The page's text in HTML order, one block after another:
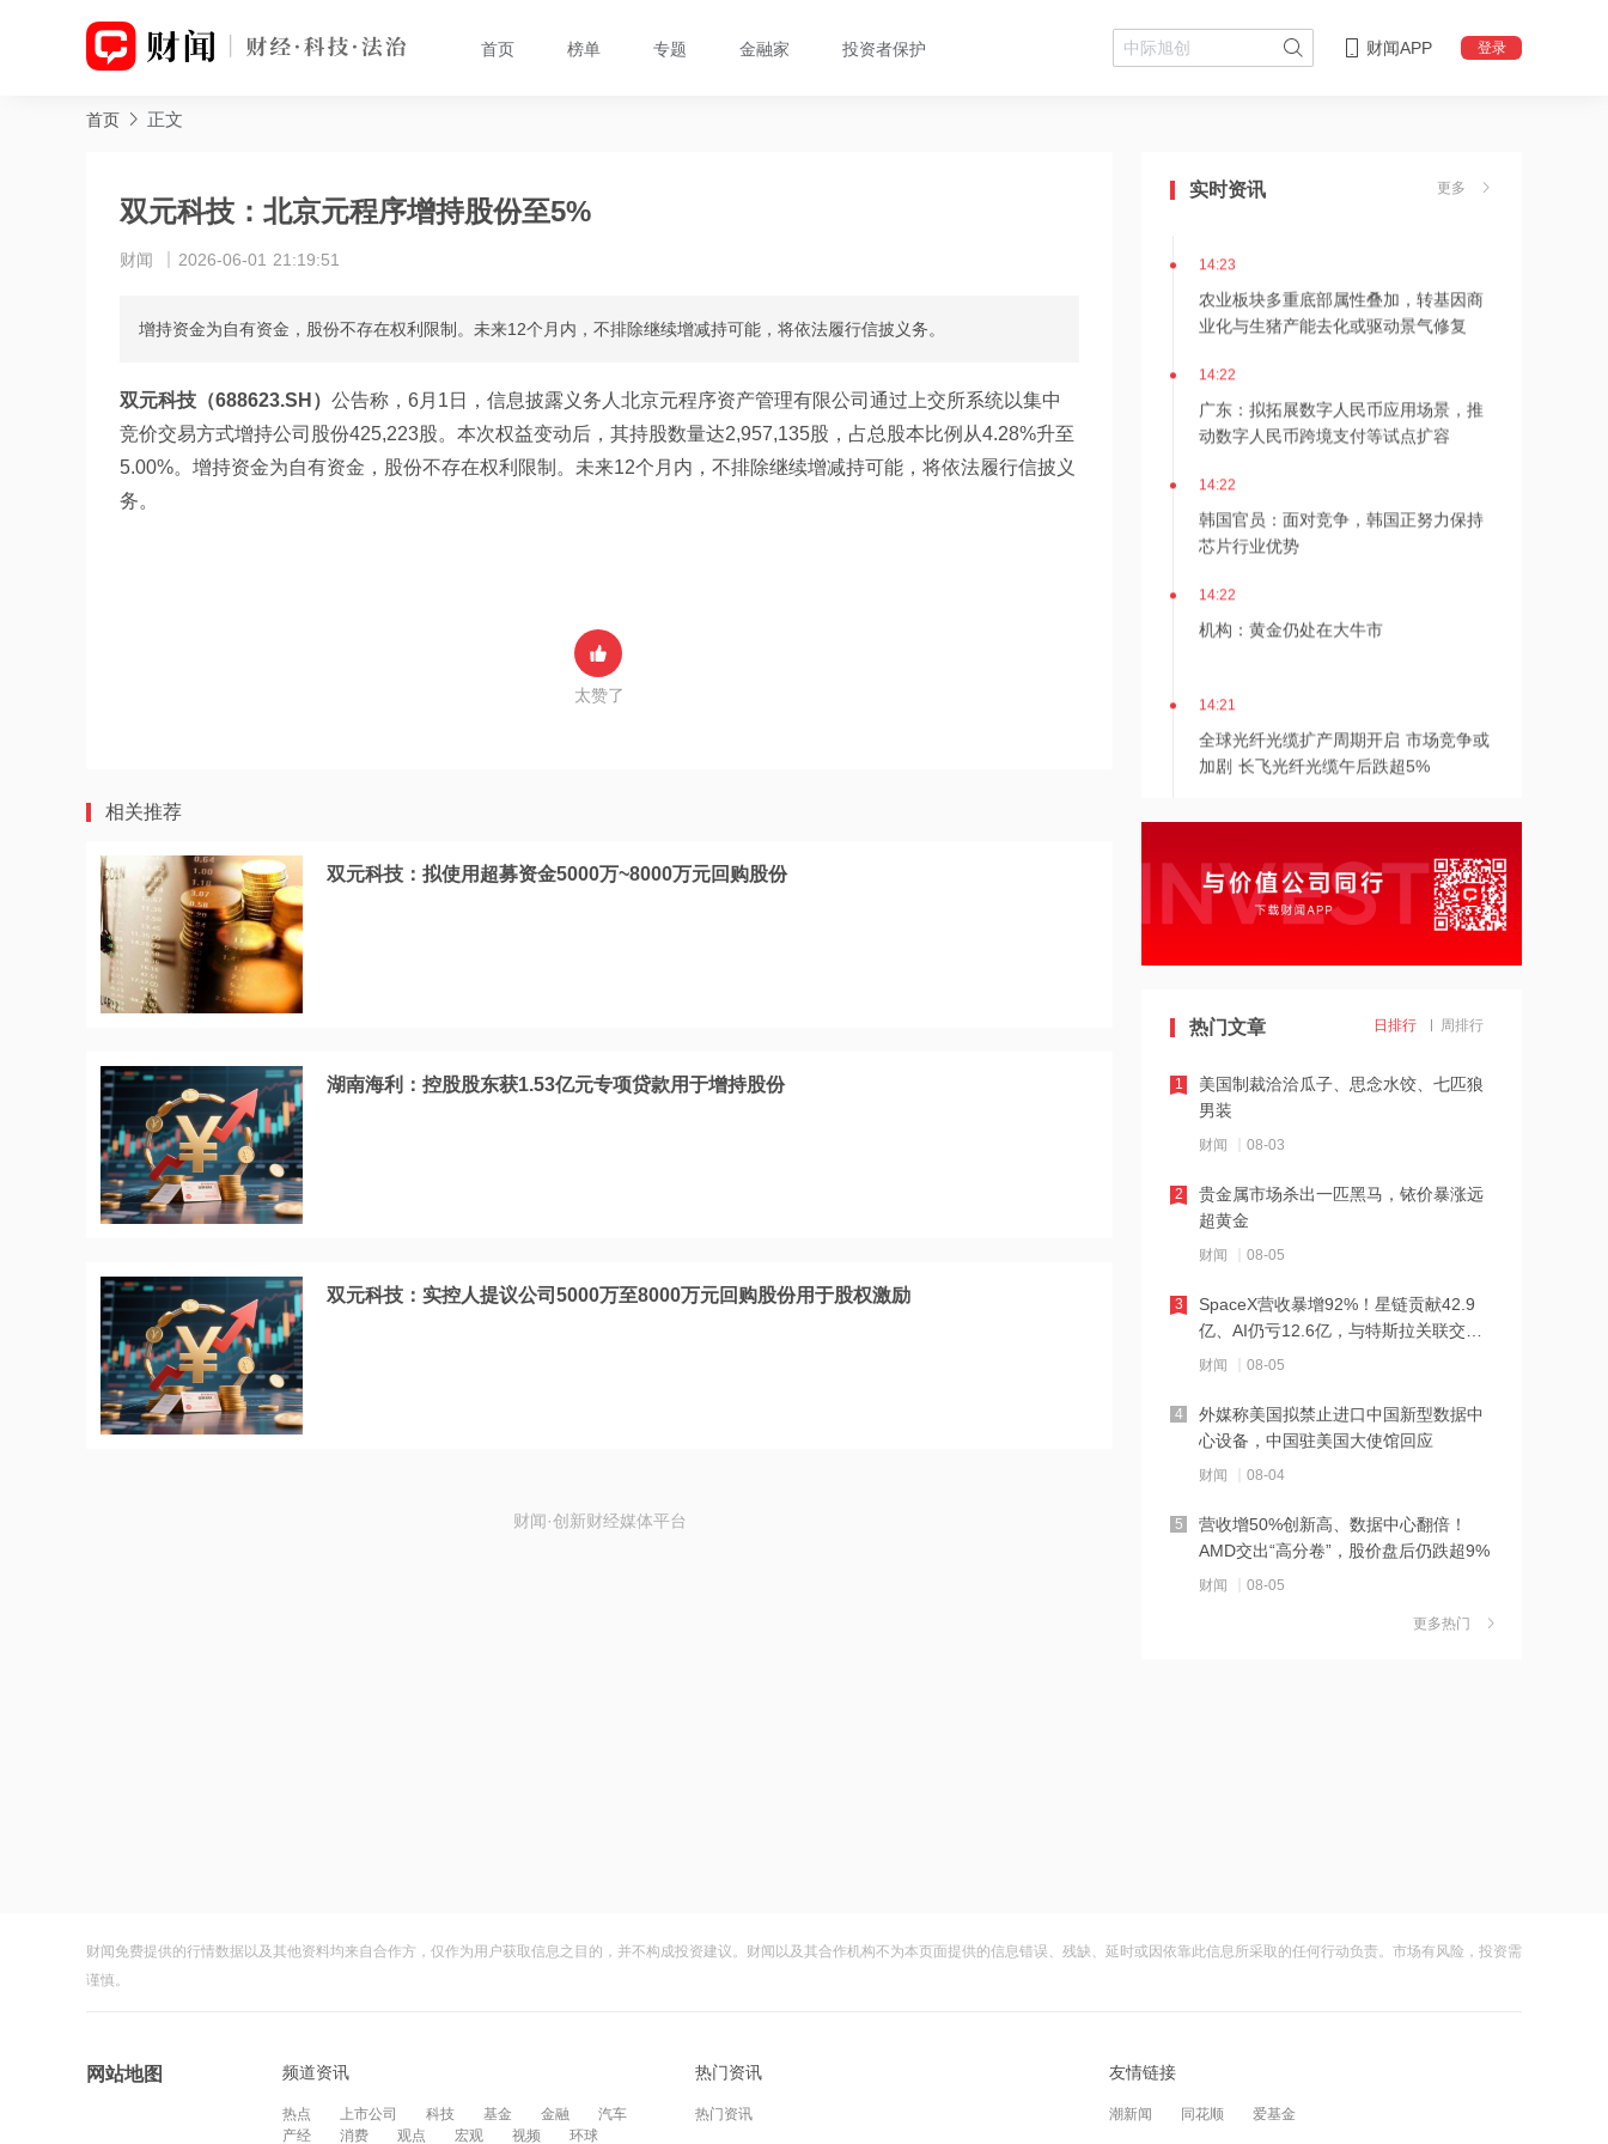
首页 榜单 专题 金融家 投资者保护 财闻APP 登录
首页 正文
双元科技：北京元程序增持股份至5%
财闻 2026-06-01 21:19:51
增持资金为自有资金，股份不存在权利限制。未来12个月内，不排除继续增减持可能，将依法履行信披义务。
双元科技（688623.SH） 公告称，6月1日，信息披露义务人北京元程序资产管理有限公司通过上交所系统以集中
竞价交易方式增持公司股份425,223股。本次权益变动后，其持股数量达2,957,135股，占总股本比例从4.28%升至
5.00%。增持资金为自有资金，股份不存在权利限制。未来12个月内，不排除继续增减持可能，将依法履行信披义
务。
太赞了
相关推荐
双元科技：拟使用超募资金5000万~8000万元回购股份
湖南海利：控股股东获1.53亿元专项贷款用于增持股份
双元科技：实控人提议公司5000万至8000万元回购股份用于股权激励
财闻·创新财经媒体平台
实时资讯 更多
OpenAI请求驳回苹果诉讼：OpenAI无
机构：加息对黄金的作用机制由“机会成
14:23
农业板块多重底部属性叠加，转基因商
业化与生猪产能去化或驱动景气修复
14:22
广东：拟拓展数字人民币应用场景，推
动数字人民币跨境支付等试点扩容
14:22
韩国官员：面对竞争，韩国正努力保持
芯片行业优势
14:22
机构：黄金仍处在大牛市
14:21
全球光纤光缆扩产周期开启 市场竞争或
加剧 长飞光纤光缆午后跌超5%
14:20
14:20
持“买入”评级
14:18
存储杠杆ETF大幅下挫，高盛看好HBM
涨价
14:18
325港元
14:17
亟待体现，下调为“增持”评级
14:16
日元贬值
14:15
日本石油资源开发公司以3.2亿美元收购
国盛证券维持科大智能“买入”评级
热门文章 日排行 周排行
美国制裁洽洽瓜子、思念水饺、七匹狼
男装
财闻 08-03
1
贵金属市场杀出一匹黑马，铱价暴涨远
超黄金
财闻 08-05
2
SpaceX营收暴增92%！星链贡献42.9
亿、AI仍亏12.6亿，与特斯拉关联交易
曝光
财闻 08-05
3
外媒称美国拟禁止进口中国新型数据中
心设备，中国驻美国大使馆回应
财闻 08-04
4
营收增50%创新高、数据中心翻倍！
AMD交出“高分卷”，股价盘后仍跌超9%
财闻 08-05
5
财闻早知道丨道指标普创历史新高
DeepSeek又打赢了价格战
财闻 08-05
更多热门
财闻免费提供的行情数据以及其他资料均来自合作方，仅作为用户获取信息之目的，并不构成投资建议。财闻以及其合作机构不为本页面提供的信息错误、残缺、延时或因依靠此信息所采取的任何行动负责。市场有风险，投资需
谨慎。
网站地图 频道资讯
热点 上市公司 科技 基金 金融
汽车
产经
消费 观点 宏观 视频 环球
热门资讯
热门资讯
友情链接
潮新闻 同花顺 爱基金